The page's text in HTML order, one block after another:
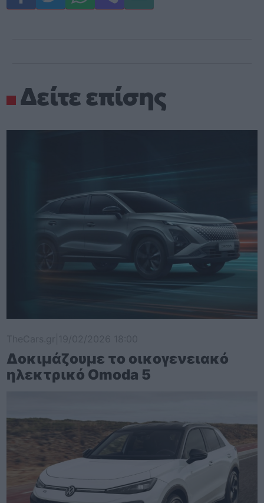
Δείτε επίσης
Δοκιμάζουμε το οικογενειακό
ηλεκτρικό Omoda 5